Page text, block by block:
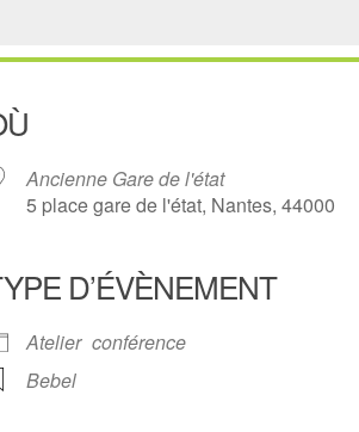
Google
Ancienne Gare de l'état
5 place gare de l'état, Nantes, 44000
D’ÉVÈNEMENT
Atelier conférence
Bebel